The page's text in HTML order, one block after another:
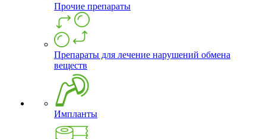
Прочие препараты
Препараты для лечение нарушений обмена
веществ
Импланты